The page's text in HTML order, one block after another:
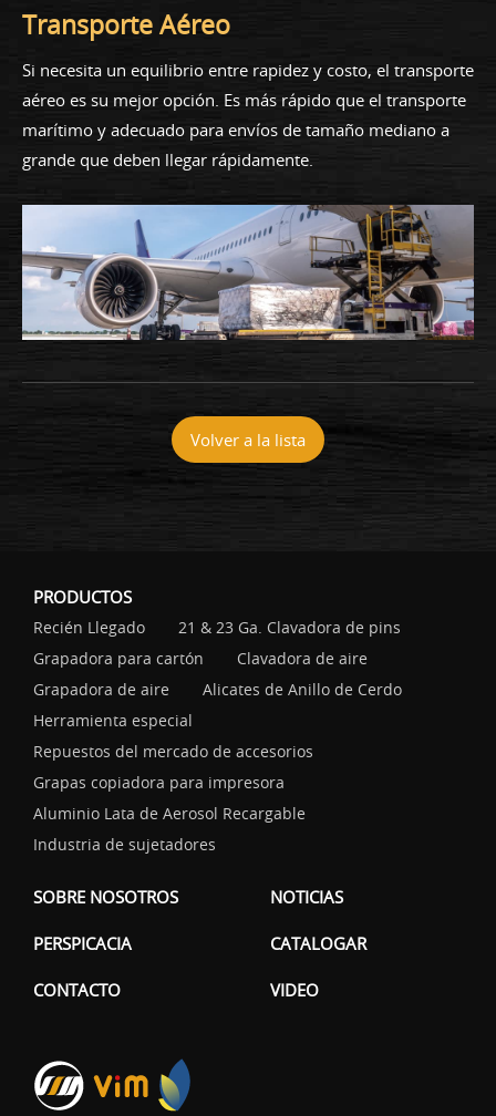
Transporte Aéreo
Si necesita un equilibrio entre rapidez y costo, el transporte
aéreo es su mejor opción. Es más rápido que el transporte
marítimo y adecuado para envíos de tamaño mediano a
grande que deben llegar rápidamente.
Volver a la lista
PRODUCTOS
Recién Llegado
21 & 23 Ga. Clavadora de pins
Grapadora para cartón
Clavadora de aire
Grapadora de aire
Alicates de Anillo de Cerdo
Herramienta especial
Repuestos del mercado de accesorios
Grapas copiadora para impresora
Aluminio Lata de Aerosol Recargable
Industria de sujetadores
SOBRE NOSOTROS NOTICIAS
PERSPICACIA CATALOGAR
CONTACTO VIDEO